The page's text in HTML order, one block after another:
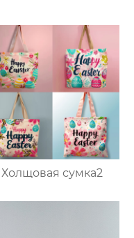
Холщовая сумка2